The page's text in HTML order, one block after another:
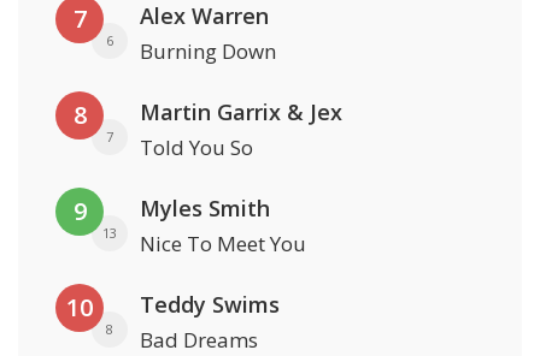
7
6
Alex Warren
Burning Down
8
7
Martin Garrix & Jex
Told You So
9
13
Myles Smith
Nice To Meet You
10
8
Teddy Swims
Bad Dreams